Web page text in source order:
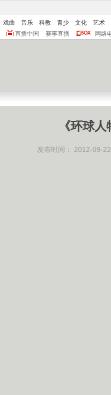
戏曲 音乐 科教 青少 文化
艺术
直播中国 赛事直播 网络
《环球
发布时间： 2012-09-